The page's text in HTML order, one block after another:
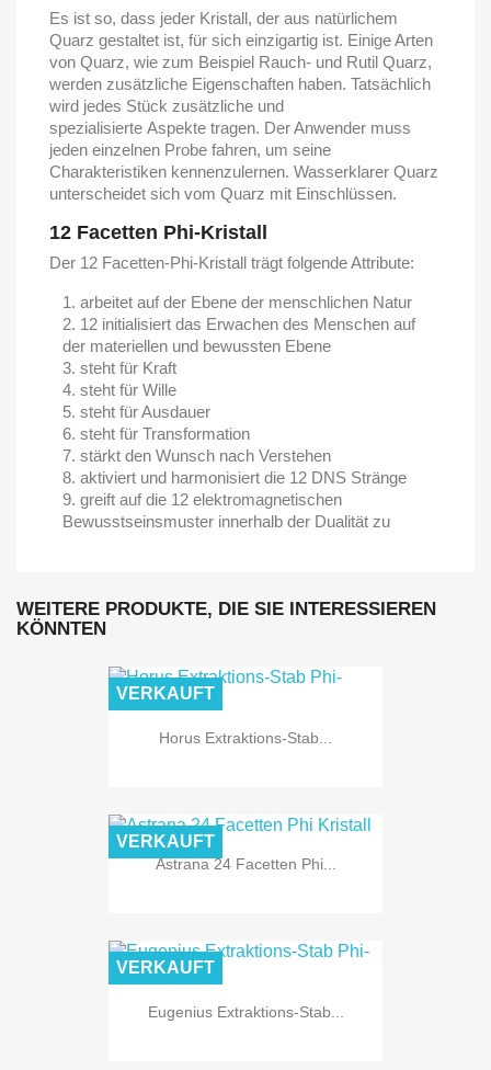
Es ist so, dass jeder Kristall, der aus natürlichem
Quarz gestaltet ist, für sich einzigartig ist. Einige Arten
von Quarz, wie zum Beispiel Rauch- und Rutil Quarz,
werden zusätzliche Eigenschaften haben. Tatsächlich
wird jedes Stück zusätzliche und
spezialisierte Aspekte tragen. Der Anwender muss
jeden einzelnen Probe fahren, um seine
Charakteristiken kennenzulernen. Wasserklarer Quarz
unterscheidet sich vom Quarz mit Einschlüssen.
12 Facetten Phi-Kristall
Der 12 Facetten-Phi-Kristall trägt folgende Attribute:
arbeitet auf der Ebene der menschlichen Natur
12 initialisiert das Erwachen des Menschen auf
der materiellen und bewussten Ebene
steht für Kraft
steht für Wille
steht für Ausdauer
steht für Transformation
stärkt den Wunsch nach Verstehen
aktiviert und harmonisiert die 12 DNS Stränge
greift auf die 12 elektromagnetischen
Bewusstseinsmuster innerhalb der Dualität zu
WEITERE PRODUKTE, DIE SIE INTERESSIEREN
KÖNNTEN
Horus Extraktions-Stab...
VERKAUFT
Astrana 24 Facetten Phi...
VERKAUFT
Eugenius Extraktions-Stab...
VERKAUFT